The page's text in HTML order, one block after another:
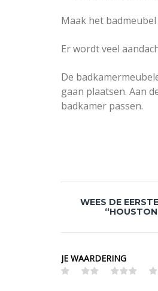
Maak het
Er wordt veel
De
gaan plaatsen. Aan
badkamer passen.
WEES DE
JE WAARDERING